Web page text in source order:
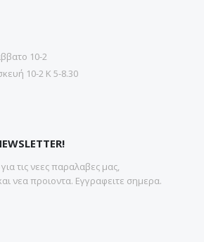
10-2
10-2 Κ 5-8.30
τις νεες παραλαβες μας,
νεα προιοντα. Εγγραφειτε σημερα.